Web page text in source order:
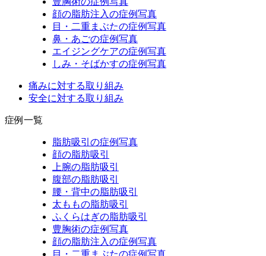
顔の脂肪注入の症例写真
目・二重まぶたの症例写真
鼻・あごの症例写真
エイジングケアの症例写真
しみ・そばかすの症例写真
痛みに対する取り組み
安全に対する取り組み
症例一覧
脂肪吸引の症例写真
顔の脂肪吸引
上腕の脂肪吸引
腹部の脂肪吸引
腰・背中の脂肪吸引
太ももの脂肪吸引
ふくらはぎの脂肪吸引
豊胸術の症例写真
顔の脂肪注入の症例写真
目・二重まぶたの症例写真